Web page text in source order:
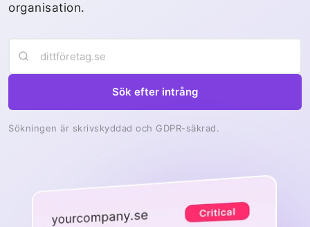
organisation.
Sök efter intrång
Sökningen är skrivskyddad och GDPR-säkrad.